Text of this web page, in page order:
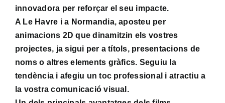
innovadora per reforçar el seu impacte.
A Le Havre i a Normandia, aposteu per
animacions 2D que dinamitzin els vostres
projectes, ja sigui per a títols, presentacions de
noms o altres elements gràfics. Seguiu la
tendència i afegiu un toc professional i atractiu a
la vostra comunicació visual.